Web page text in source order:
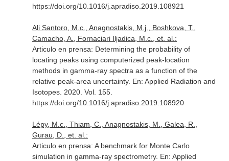
https://doi.org/10.1016/j.apradiso.2019.108921
Ali Santoro, M.c., Anagnostakis, M.j., Boshkova, T.,
Camacho, A., Fornaciari Iljadica, M.c., et. al.:
Articulo en prensa: Determining the probability of
locating peaks using computerized peak-location
methods in gamma-ray spectra as a function of the
relative peak-area uncertainty. En: Applied Radiation and
Isotopes. 2020. Vol. 155.
https://doi.org/10.1016/j.apradiso.2019.108920
Lépy, M.c., Thiam, C., Anagnostakis, M., Galea, R.,
Gurau, D., et. al.:
Articulo en prensa: A benchmark for Monte Carlo
simulation in gamma-ray spectrometry. En: Applied